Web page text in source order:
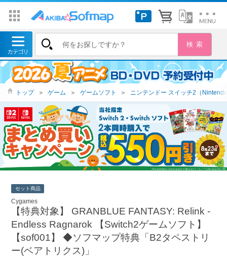
トップ ＞ ゲーム ＞ ゲームソフト ＞ ニンテンドー スイッチ2（
セット商品
Cygames
【特典対象】 GRANBLUE FANTASY: Relink -
Endless Ragnarok 【Switch2ゲームソフト】
【sof001】 ◆ソフマップ特典「B2タペストリ
ー(ベアトリクス)」